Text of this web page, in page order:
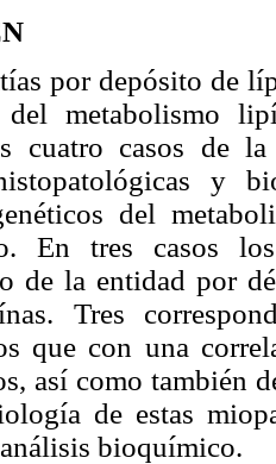
por depósito de
del metabolismo
cuatro casos de
y
del
En tres casos
de la entidad por
Tres
que con una
así como también
de estas
bioquímico.